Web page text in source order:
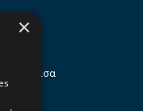
Λάρισα
×